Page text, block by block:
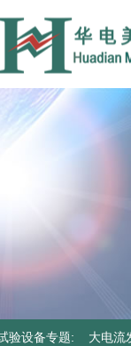
验设备专题: 大电流